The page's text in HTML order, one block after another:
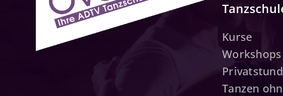
Kurse
Workshops
Tanzen